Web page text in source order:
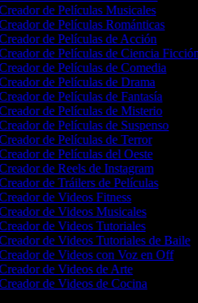
de Películas Musicales
de Películas Románticas
de Películas de Acción
de Películas de Ciencia Ficción
de Películas de Comedia
de Películas de Drama
de Películas de Fantasía
de Películas de Misterio
de Películas de Suspenso
de Películas de Terror
de Películas del Oeste
de Reels de Instagram
de Tráilers de Películas
de Videos Fitness
de Videos Musicales
de Videos Tutoriales
de Videos Tutoriales de Baile
de Videos con Voz en Off
de Videos de Arte
de Videos de Cocina